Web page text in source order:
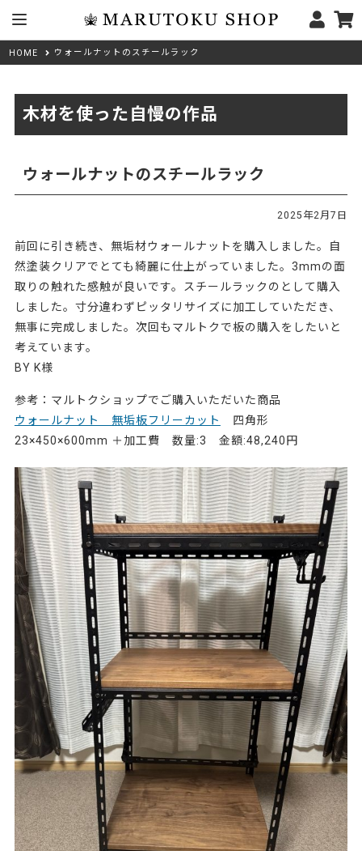
HOME ウォールナットのスチールラック
木材を使った自慢の作品
ウォールナットのスチールラック
2025年2月7日
前回に引き続き、無垢材ウォールナットを購入しました。自
然塗装クリアでとても綺麗に仕上がっていました。3mmの面
取りの触れた感触が良いです。スチールラックのとして購入
しました。寸分違わずピッタリサイズに加工していただき、
無事に完成しました。次回もマルトクで板の購入をしたいと
考えています。
BY K様
参考：マルトクショップでご購入いただいた商品
ウォールナット 無垢板フリーカット
四角形
23×450×600mm ＋加工費 数量:3 金額:48,240円